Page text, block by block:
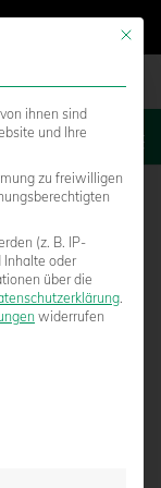
Mit
ihnen sind
und Ihre
zu freiwilligen
(z. B. IP-
Inhalte oder
über die
.
widerrufen
die eine